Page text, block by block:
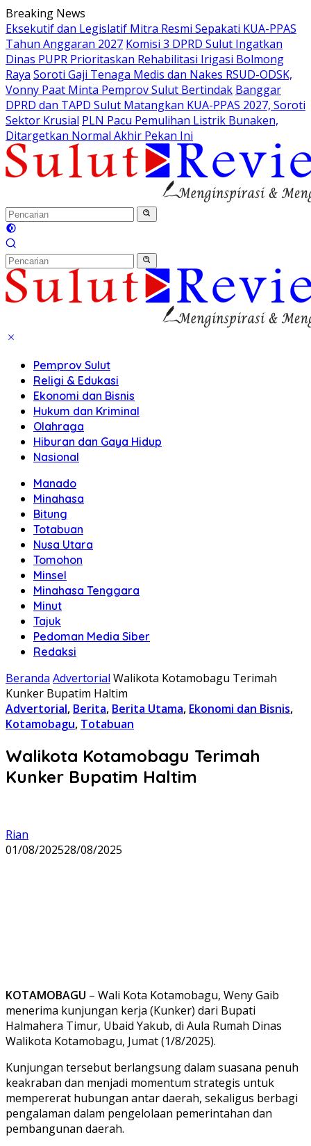
Langsung
ke
konten
Breaking News
Eksekutif dan Legislatif Mitra Resmi Sepakati KUA-PPAS
Tahun Anggaran 2027 Komisi 3 DPRD Sulut Ingatkan
Dinas PUPR Prioritaskan Rehabilitasi Irigasi Bolmong
Raya Soroti Gaji Tenaga Medis dan Nakes RSUD-ODSK,
Vonny Paat Minta Pemprov Sulut Bertindak Banggar
DPRD dan TAPD Sulut Matangkan KUA-PPAS 2027, Soroti
Sektor Krusial PLN Pacu Pemulihan Listrik Bunaken,
Ditargetkan Normal Akhir Pekan Ini
Pemprov Sulut
Religi & Edukasi
Ekonomi dan Bisnis
Hukum dan Kriminal
Olahraga
Hiburan dan Gaya Hidup
Nasional
Manado
Minahasa
Bitung
Totabuan
Nusa Utara
Tomohon
Minsel
Minahasa Tenggara
Minut
Tajuk
Pedoman Media Siber
Redaksi
Beranda Advertorial Walikota Kotamobagu Terimah
Kunker Bupatim Haltim
Advertorial, Berita, Berita Utama, Ekonomi dan Bisnis,
Kotamobagu, Totabuan
Walikota Kotamobagu Terimah
Kunker Bupatim Haltim
Rian
01/08/202528/08/2025
KOTAMOBAGU – Wali Kota Kotamobagu, Weny Gaib
menerima kunjungan kerja (Kunker) dari Bupati
Halmahera Timur, Ubaid Yakub, di Aula Rumah Dinas
Walikota Kotamobagu, Jumat (1/8/2025).
Kunjungan tersebut berlangsung dalam suasana penuh
keakraban dan menjadi momentum strategis untuk
mempererat hubungan antar daerah, sekaligus berbagi
pengalaman dalam pengelolaan pemerintahan dan
pembangunan daerah.